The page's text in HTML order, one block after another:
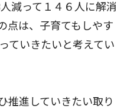
減って１４６人に解消
点は、子育てもしやす
ていきたいと考えてい
推進していきたい取り